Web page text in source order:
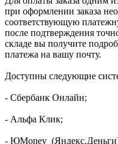
при оформлении заказа
соответствующую
после подтверждения
складе вы получите
платежа на вашу почту.
Доступны следующие
- Сбербанк Онлайн;
- Альфа Клик;
- ЮMoney